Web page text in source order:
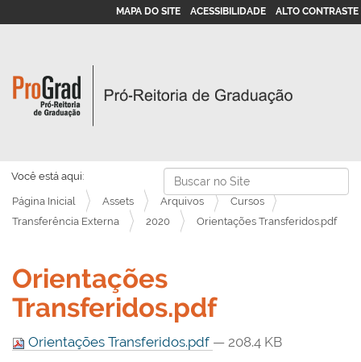
Busca
Busca Avançada…
MAPA DO SITE ACESSIBILIDADE ALTO CONTRASTE
Você está aqui:
Página Inicial Assets Arquivos
Cursos
Transferência Externa
2020 Orientações Transferidos.pdf
Orientações
Transferidos.pdf
Orientações Transferidos.pdf — 208.4 KB